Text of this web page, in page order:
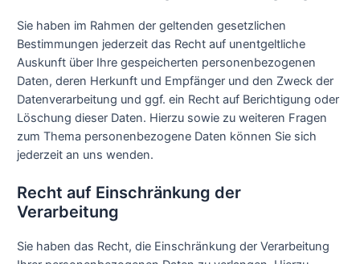
Sie haben im Rahmen der geltenden gesetzlichen
Bestimmungen jederzeit das Recht auf unentgeltliche
Auskunft über Ihre gespeicherten personenbezogenen
Daten, deren Herkunft und Empfänger und den Zweck der
Datenverarbeitung und ggf. ein Recht auf Berichtigung oder
Löschung dieser Daten. Hierzu sowie zu weiteren Fragen
zum Thema personenbezogene Daten können Sie sich
jederzeit an uns wenden.
Recht auf Einschränkung der
Verarbeitung
Sie haben das Recht, die Einschränkung der Verarbeitung